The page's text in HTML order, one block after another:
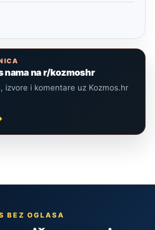
nama na r/kozmoshr
izvore i komentare uz Kozmos.hr
BEZ OGLASA